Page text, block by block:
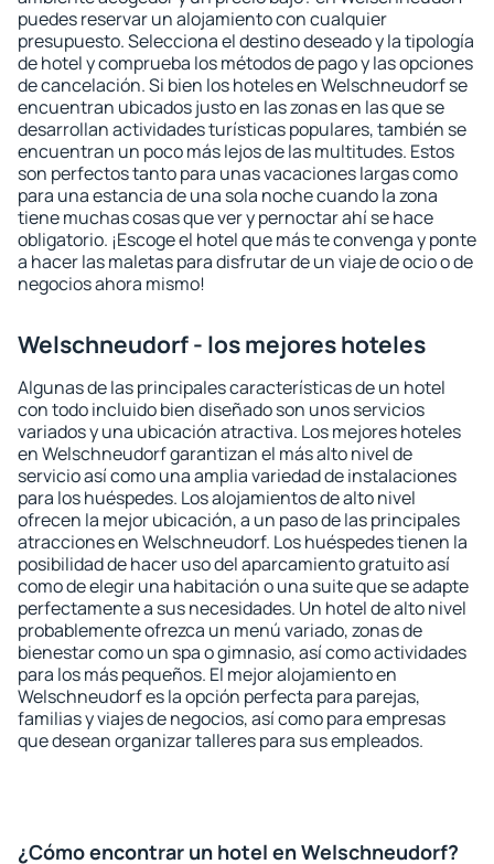
puedes reservar un alojamiento con cualquier
presupuesto. Selecciona el destino deseado y la tipología
de hotel y comprueba los métodos de pago y las opciones
de cancelación. Si bien los hoteles en Welschneudorf se
encuentran ubicados justo en las zonas en las que se
desarrollan actividades turísticas populares, también se
encuentran un poco más lejos de las multitudes. Estos
son perfectos tanto para unas vacaciones largas como
para una estancia de una sola noche cuando la zona
tiene muchas cosas que ver y pernoctar ahí se hace
obligatorio. ¡Escoge el hotel que más te convenga y ponte
a hacer las maletas para disfrutar de un viaje de ocio o de
negocios ahora mismo!
Welschneudorf - los mejores hoteles
Algunas de las principales características de un hotel
con todo incluido bien diseñado son unos servicios
variados y una ubicación atractiva. Los mejores hoteles
en Welschneudorf garantizan el más alto nivel de
servicio así como una amplia variedad de instalaciones
para los huéspedes. Los alojamientos de alto nivel
ofrecen la mejor ubicación, a un paso de las principales
atracciones en Welschneudorf. Los huéspedes tienen la
posibilidad de hacer uso del aparcamiento gratuito así
como de elegir una habitación o una suite que se adapte
perfectamente a sus necesidades. Un hotel de alto nivel
probablemente ofrezca un menú variado, zonas de
bienestar como un spa o gimnasio, así como actividades
para los más pequeños. El mejor alojamiento en
Welschneudorf es la opción perfecta para parejas,
familias y viajes de negocios, así como para empresas
que desean organizar talleres para sus empleados.
¿Cómo encontrar un hotel en Welschneudorf?